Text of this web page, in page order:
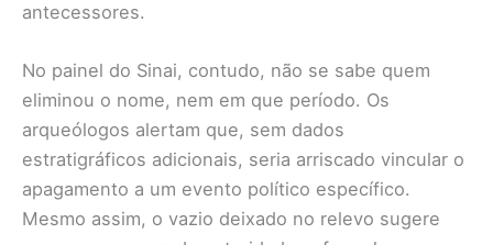
antecessores.
No painel do Sinai, contudo, não se sabe quem
eliminou o nome, nem em que período. Os
arqueólogos alertam que, sem dados
estratigráficos adicionais, seria arriscado vincular o
apagamento a um evento político específico.
Mesmo assim, o vazio deixado no relevo sugere